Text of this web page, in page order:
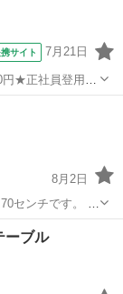
サイト 7月21日
円★正社員登用制
車場あり！《三
8月2日
センチです。 軽
ーブル